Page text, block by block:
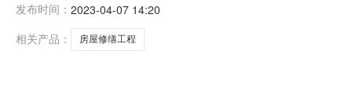
七、其它事项：/八、联系方式1、采购人名称：南丰县
发布时间： 2023-04-07 14:20
相关产品：
房屋修缮工程